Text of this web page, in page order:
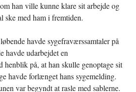
han ville kunne klare sit arbejde og
ske med ham i fremtiden.
havde sygefraværssamtaler på
havde udarbejdet en
på, at han skulle genoptage sit
havde forlænget hans sygemelding.
var begyndt at rasle med sablerne.